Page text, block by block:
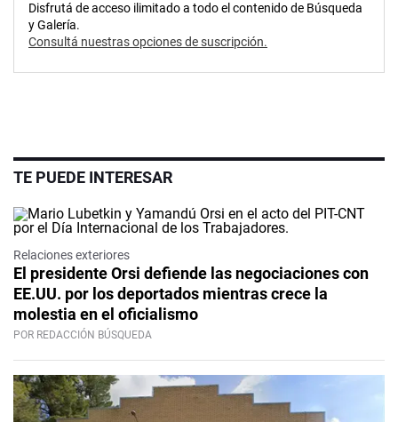
Disfrutá de acceso ilimitado a todo el contenido de Búsqueda
y Galería.
Consultá nuestras opciones de suscripción.
TE PUEDE INTERESAR
Relaciones exteriores
El presidente Orsi defiende las negociaciones con
EE.UU. por los deportados mientras crece la
molestia en el oficialismo
POR REDACCIÓN BÚSQUEDA